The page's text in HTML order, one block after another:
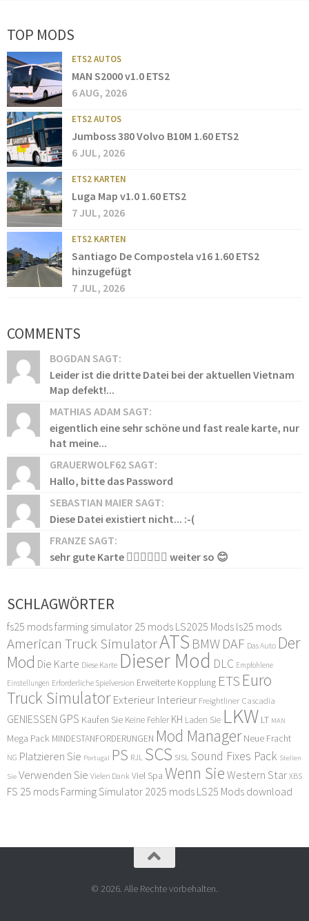
TOP MODS
ETS2 AUTOS
MAN S2000 v1.0 ETS2
6 AUG, 2026
ETS2 AUTOS
Jumboss 380 Volvo B10M 1.60 ETS2
6 JUL, 2026
ETS2 KARTEN
Luga Map v1.0 1.60 ETS2
7 JUL, 2026
ETS2 KARTEN
Santiago De Compostela v16 1.60 ETS2
hinzugefügt
7 JUL, 2026
COMMENTS
BOGDAN SAGT:
Leider ist die dritte Datei bei der aktuellen Vietnam
Map defekt!...
MATHIAS ADAM SAGT:
eigentlich eine sehr schöne und fast reale karte, nur
hat meine...
GRAUERWOLF62 SAGT:
Hallo, bitte das Password
SEBASTIAN MAIER SAGT:
Diese Datei existiert nicht... :-(
FRANZE SAGT:
sehr gute Karte 👍🏻👍🏻👍🏻 weiter so 😊
SCHLAGWÖRTER
fs25 modsfarming simulator 25 mods LS2025 Mods ls25 mods
American Truck SimulatorATS BMW DAF Das Auto Der
Mod Die Karte Diese Karte Dieser Mod DLC Empfohlene
Einstellungen Erforderliche Spielversion Erweiterte Kopplung ETS Euro
Truck Simulator Exterieur Interieur Freightliner Cascadia
GENIESSEN GPS Kaufen Sie Keine Fehler KH Laden Sie LKW LT MAN
Mega Pack MINDESTANFORDERUNGEN Mod Manager Neue Fracht
NG Platzieren Sie Portugal PS RJL SCS SISLSound Fixes Pack Stellen
Sie Verwenden Sie Vielen Dank Viel Spa Wenn Sie Western Star XBS
FS 25 mods Farming Simulator 2025 mods LS25 Mods download
© 2026. Alle Rechte vorbehalten.